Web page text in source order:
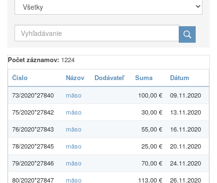
Počet záznamov: 1224
Číslo
Názov Dodávateľ Suma
Dátum
73/2020*27840
mäso 100,00 €
09.11.2020
75/2020*27842
mäso 30,00 €
13.11.2020
76/2020*27843
mäso 55,00 €
16.11.2020
78/2020*27845
mäso 25,00 €
20.11.2020
79/2020*27846
mäso 70,00 €
24.11.2020
80/2020*27847
mäso 113,00 €
26.11.2020